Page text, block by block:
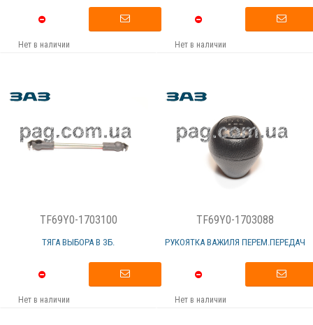
Нет в наличии Нет в наличии
TF69Y0-1703100
ТЯГА ВЫБОРА В ЗБ.
Нет в наличии
TF69Y0-1703088
РУКОЯТКА ВАЖИЛЯ ПЕРЕМ.ПЕРЕДАЧ
Нет в наличии